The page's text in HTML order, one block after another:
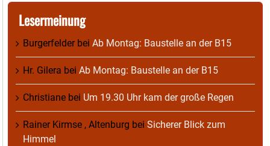
Lesermeinung
Burgerfelderbei Ab Montag: Baustelle an der B15
Hr. Gilera bei Ab Montag: Baustelle an der B15
Christiane bei Um 19.30 Uhr kam der große Regen
Rainer Kirmse , Altenburg bei Sicherer Blick zum
Himmel